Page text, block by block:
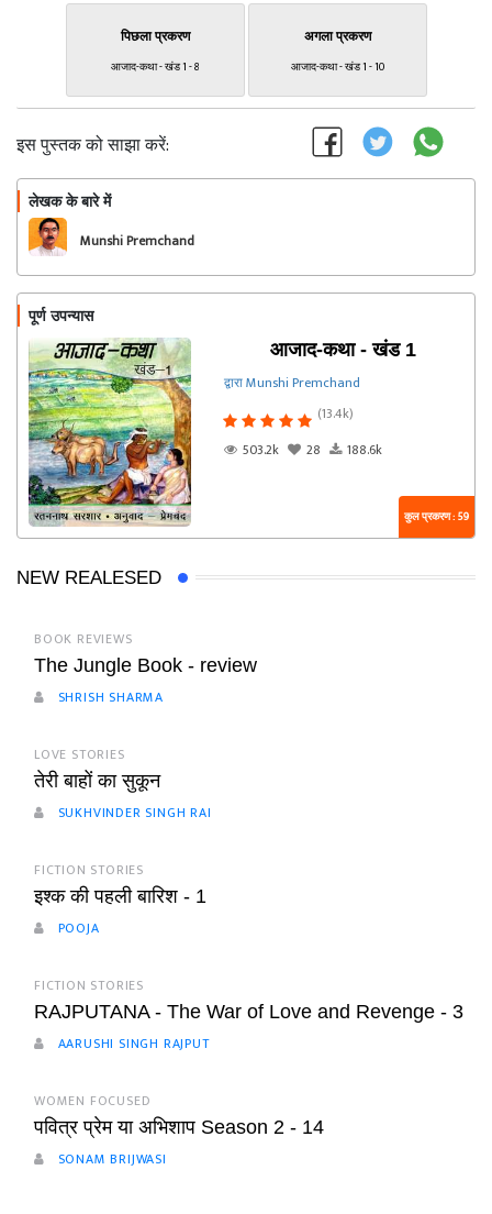
पिछला प्रकरण
आजाद-कथा - खंड 1 - 8
अगला प्रकरण
आजाद-कथा - खंड 1 - 10
इस पुस्तक को साझा करें:
लेखक के बारे में
Munshi Premchand
पूर्ण उपन्यास
आजाद-कथा - खंड 1
द्वारा Munshi Premchand
(13.4k)
503.2k
28 188.6k
कुल प्रकरण : 59
NEW REALESED
BOOK REVIEWS
The Jungle Book - review
SHRISH SHARMA
LOVE STORIES
तेरी बाहों का सुकून
SUKHVINDER SINGH RAI
FICTION STORIES
इश्क की पहली बारिश - 1
POOJA
FICTION STORIES
RAJPUTANA - The War of Love and Revenge - 3
AARUSHI SINGH RAJPUT
WOMEN FOCUSED
पवित्र प्रेम या अभिशाप Season 2 - 14
SONAM BRIJWASI